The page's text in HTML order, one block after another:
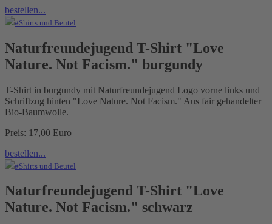
bestellen...
#Shirts und Beutel
Naturfreundejugend T-Shirt "Love
Nature. Not Facism." burgundy
T-Shirt in burgundy mit Naturfreundejugend Logo vorne links und
Schriftzug hinten "Love Nature. Not Facism." Aus fair gehandelter
Bio-Baumwolle.
Preis: 17,00 Euro
bestellen...
#Shirts und Beutel
Naturfreundejugend T-Shirt "Love
Nature. Not Facism." schwarz